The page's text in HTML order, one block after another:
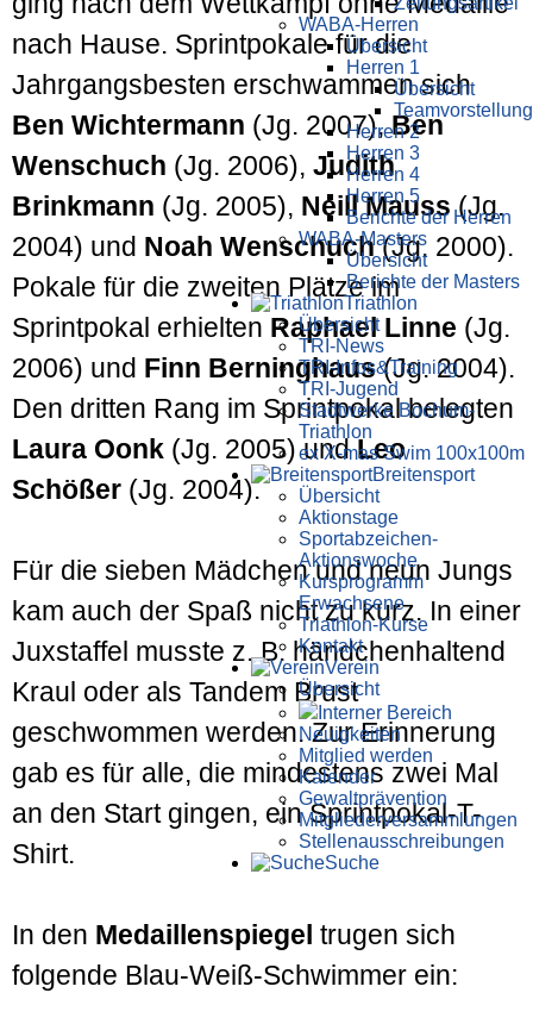
WABA-Herren
Übersicht
Herren 1
Übersicht
Teamvorstellung
Herren 2
Herren 3
Herren 4
Herren 5
Berichte der Herren
WABA-Masters
Übersicht
Berichte der Masters
Triathlon
Übersicht
TRI-News
TRI-Infos&Training
TRI-Jugend
Stadtwerke Bochum-
Triathlon
ex X-mas Swim 100x100m
Breiten­sport
Übersicht
Aktionstage
Sportabzeichen-
Aktionswoche
Kursprogramm
Erwachsene
Triathlon-Kurse
Kontakt
Verein
Übersicht
Interner Bereich
Neuigkeiten
Mitglied werden
Kalender
Gewaltprävention
Mitglieder­versammlungen
Stellen­aus­schrei­bungen
Suche
nach Hause. Sprintpokale für die
Jahrgangsbesten erschwammen sich
Ben Wichtermann (Jg. 2007),Ben
Wenschuch (Jg. 2006), Judith
Brinkmann (Jg. 2005), Neill Mauss(Jg.
2004) und Noah Wenschuch(Jg. 2000).
Pokale für die zweiten Plätze im
Sprintpokal erhielten Raphael Linne (Jg.
2006) und Finn Berninghaus(Jg. 2004).
Den dritten Rang im Sprintpokal belegten
Laura Oonk (Jg. 2005) undLeo
Schößer (Jg. 2004).
Für die sieben Mädchen und neun Jungs
kam auch der Spaß nicht zu kurz. In einer
Juxstaffel musste z. B. händchenhaltend
Kraul oder als Tandem Brust
geschwommen werden. Zur Erinnerung
gab es für alle, die mindestens zwei Mal
an den Start gingen, ein Sprintpokal-T-
Shirt.
In den Medaillenspiegel trugen sich
folgende Blau-Weiß-Schwimmer ein: